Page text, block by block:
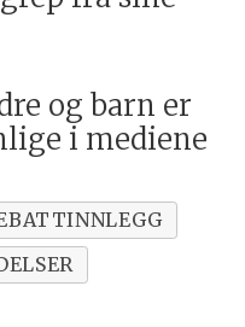
og barn er
i mediene